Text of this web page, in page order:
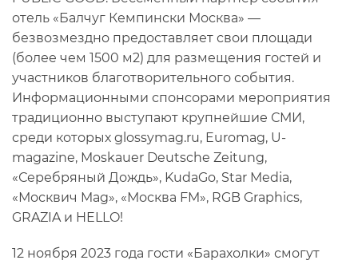
отель «Балчуг Кемпински Москва» —
безвозмездно предоставляет свои площади
(более чем 1500 м2) для размещения гостей и
участников благотворительного события.
Информационными спонсорами мероприятия
традиционно выступают крупнейшие СМИ,
среди которых glossymag.ru, Euromag, U-
magazine, Moskauer Deutsche Zeitung,
«Серебряный Дождь», KudaGo, Star Media,
«Москвич Mag», «Москва FM», RGB Graphics,
GRAZIA и HELLO!
12 ноября 2023 года гости «Барахолки» смогут